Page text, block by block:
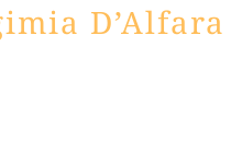
D’Alfara